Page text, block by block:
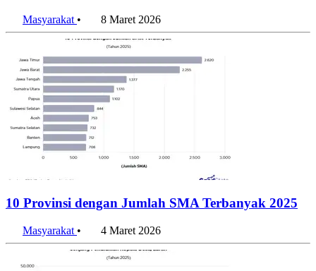
Masyarakat • 8 Maret 2026
10 Provinsi dengan Jumlah SMA Terbanyak 2025
Masyarakat • 4 Maret 2026